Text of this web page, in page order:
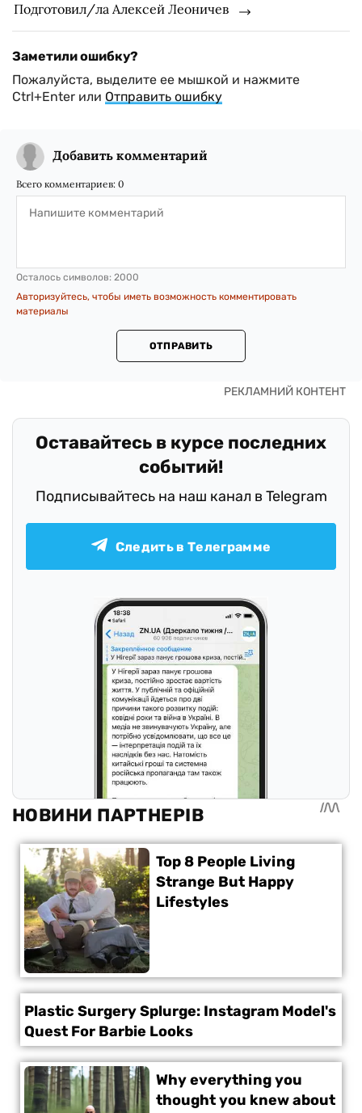
Подготовил/ла Алексей Леоничев
Заметили ошибку?
Пожалуйста, выделите ее мышкой и нажмите
Ctrl+Enter или Отправить ошибку
Добавить комментарий
Всего комментариев: 0
Осталось символов: 2000
Авторизуйтесь, чтобы иметь возможность комментировать
материалы
ОТПРАВИТЬ
Оставайтесь в курсе последних
событий!
Подписывайтесь на наш канал в Telegram
Следить в Телеграмме